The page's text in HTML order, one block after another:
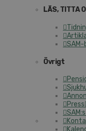
LÄS, TITTA
SAM-
Övrigt
Press